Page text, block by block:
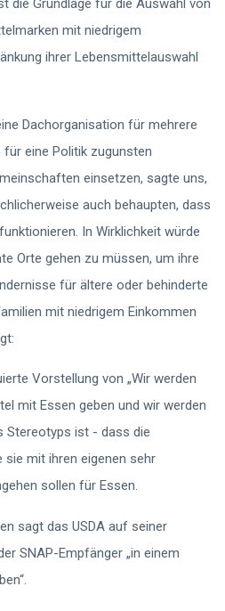
die Grundlage für die Auswahl von
mit niedrigem
ihrer Lebensmittelauswahl
Dachorganisation für mehrere
für eine Politik zugunsten
einsetzen, sagte uns,
auch behaupten, dass
In Wirklichkeit würde
Orte gehen zu müssen, um ihre
für ältere oder behinderte
mit niedrigem Einkommen
Vorstellung von „Wir werden
mit Essen geben und wir werden
Stereotyps ist - dass die
mit ihren eigenen sehr
sollen für Essen.
sagt das USDA auf seiner
SNAP-Empfänger „in einem